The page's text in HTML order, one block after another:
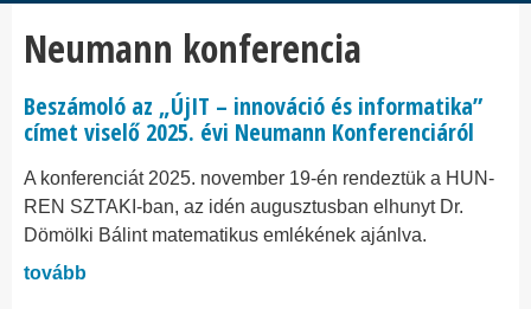
Neumann konferencia
Beszámoló az „ÚjIT – innováció és informatika”
címet viselő 2025. évi Neumann Konferenciáról
A konferenciát 2025. november 19-én rendeztük a HUN-
REN SZTAKI-ban, az idén augusztusban elhunyt Dr.
Dömölki Bálint matematikus emlékének ajánlva.
tovább